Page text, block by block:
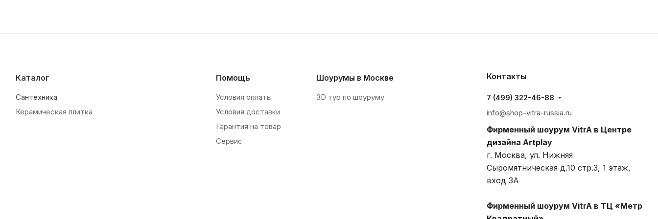
Каталог
Сантехника
Керамическая плитка
Помощь
Условия оплаты
Условия доставки
Гарантия на товар
Сервис
Шоурумы в Москве
3D тур по шоуруму
Контакты
7 (499) 322-46-88
info@shop-vitra-russia.ru
Фирменный шоурум VitrA в Центре
дизайна Artplay
г. Москва, ул. Нижняя
Сыромятническая д.10 стр.3, 1 этаж,
вход 3A
Фирменный шоурум VitrA в ТЦ «Метр